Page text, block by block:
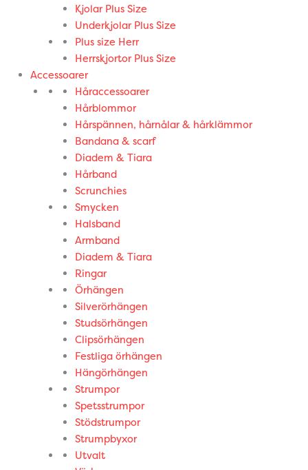
Kjolar Plus Size
Underkjolar Plus Size
Plus size Herr
Herrskjortor Plus Size
Accessoarer
Håraccessoarer
Hårblommor
Hårspännen, hårnålar & hårklämmor
Bandana & scarf
Diadem & Tiara
Hårband
Scrunchies
Smycken
Halsband
Armband
Diadem & Tiara
Ringar
Örhängen
Silverörhängen
Studsörhängen
Clipsörhängen
Festliga örhängen
Hängörhängen
Strumpor
Spetsstrumpor
Stödstrumpor
Strumpbyxor
Utvalt